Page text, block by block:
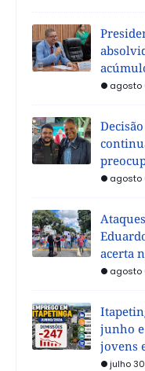
agosto
agosto
acerta
agosto
junho
jovens
julho